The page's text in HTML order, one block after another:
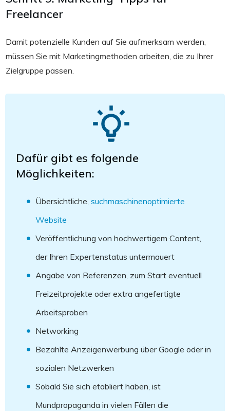
Freelancer
Damit potenzielle Kunden auf Sie aufmerksam werden,
müssen Sie mit Marketingmethoden arbeiten, die zu Ihrer
Zielgruppe passen.
Dafür gibt es folgende
Möglichkeiten:
Übersichtliche, suchmaschinenoptimierte
Website
Veröffentlichung von hochwertigem Content,
der Ihren Expertenstatus untermauert
Angabe von Referenzen, zum Start eventuell
Freizeitprojekte oder extra angefertigte
Arbeitsproben
Networking
Bezahlte Anzeigenwerbung über Google oder in
sozialen Netzwerken
Sobald Sie sich etabliert haben, ist
Mundpropaganda in vielen Fällen die